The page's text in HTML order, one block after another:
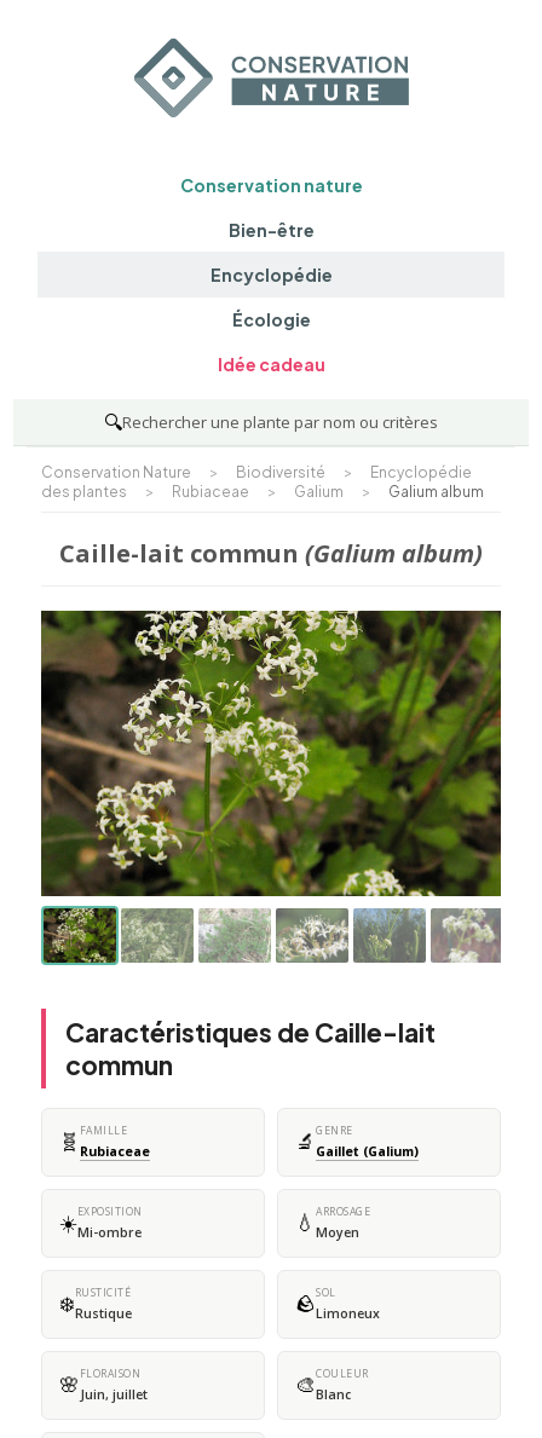
Conservation nature
Bien-être
Encyclopédie
Écologie
Idée cadeau
🔍Rechercher une plante par nom ou critères
Conservation Nature > Biodiversité >
Encyclopédie
des plantes
> Rubiaceae > Galium > Galium album
Caille-lait commun (Galium album)
Caractéristiques de Caille-lait
commun
🧬 FAMILLE
Rubiaceae 🔬 GENRE
Gaillet (Galium)
☀️EXPOSITION
Mi-ombre 💧 ARROSAGE
Moyen
❄️RUSTICITÉ
Rustique 🪨SOL
Limoneux
🌸 FLORAISON
Juin, juillet 🎨COULEUR
Blanc